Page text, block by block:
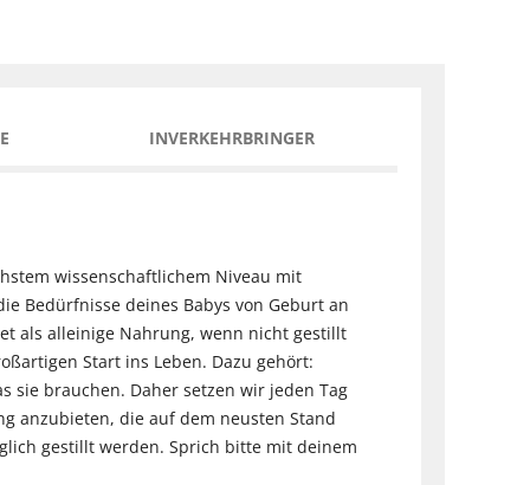
INVERKEHRBRINGER
wissenschaftlichem Niveau mit
Bedürfnisse deines Babys von Geburt an
als alleinige Nahrung, wenn nicht gestillt
Start ins Leben. Dazu gehört:
sie brauchen. Daher setzen wir jeden Tag
anzubieten, die auf dem neusten Stand
gestillt werden. Sprich bitte mit deinem